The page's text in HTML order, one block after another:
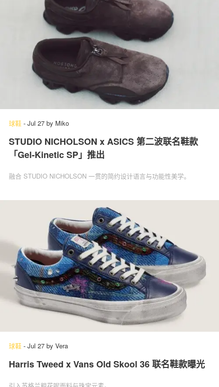
球鞋 - Jul 27 by Miko
STUDIO NICHOLSON x ASICS 第二波联名鞋款
「Gel-Kinetic SP」推出
融合 STUDIO NICHOLSON 一贯的简约设计语言与功能性美学。
球鞋 - Jul 27 by Vera
Harris Tweed x Vans Old Skool 36 联名鞋款曝光